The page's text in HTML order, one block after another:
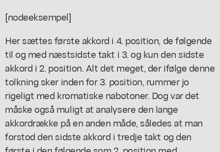
[nodeeksempel]
Her sættes første akkord i 4. position, de følgende
til og med næstsidste takt i 3. og kun den sidste
akkord i 2. position. Alt det meget, der ifølge denne
tolkning sker inden for 3. position, rummer jo
rigeligt med kromatiske nabotoner. Dog var det
måske også muligt at analysere den lange
akkordrække på en anden måde, således at man
forstod den sidste akkord i tredje takt og den